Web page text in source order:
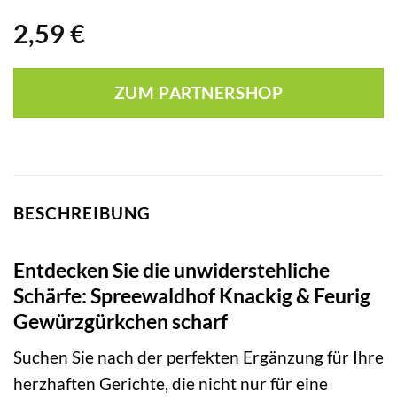
2,59 €
ZUM PARTNERSHOP
BESCHREIBUNG
Entdecken Sie die unwiderstehliche
Schärfe: Spreewaldhof Knackig & Feurig
Gewürzgürkchen scharf
Suchen Sie nach der perfekten Ergänzung für Ihre
herzhaften Gerichte, die nicht nur für eine